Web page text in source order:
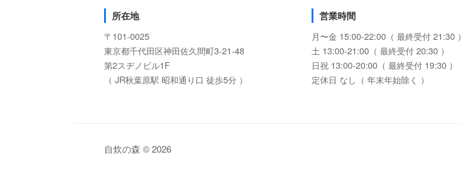
所在地
〒101-0025
東京都千代田区神田佐久間町3-21-48
第2スヂノビル1F
（ JR秋葉原駅 昭和通り口 徒歩5分 ）
営業時間
月〜金 15:00-22:00（ 最終受付 21:30 ）
土 13:00-21:00（ 最終受付 20:30 ）
日祝 13:00-20:00（ 最終受付 19:30 ）
定休日 なし（ 年末年始除く ）
自炊の森 © 2026